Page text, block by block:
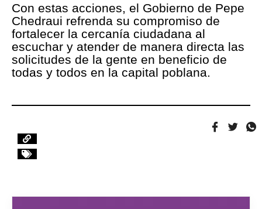
Con estas acciones, el Gobierno de Pepe
Chedraui refrenda su compromiso de
fortalecer la cercanía ciudadana al
escuchar y atender de manera directa las
solicitudes de la gente en beneficio de
todas y todos en la capital poblana.